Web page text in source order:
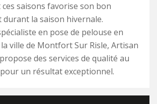
saisons favorise son bon
durant la saison hivernale.
en pose de pelouse en
ville de Montfort Sur Risle, Artisan
des services de qualité au
un résultat exceptionnel.